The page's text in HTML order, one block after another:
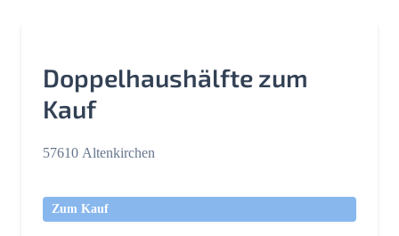
Doppelhaushälfte zum
Kauf
57610 Altenkirchen
Zum Kauf